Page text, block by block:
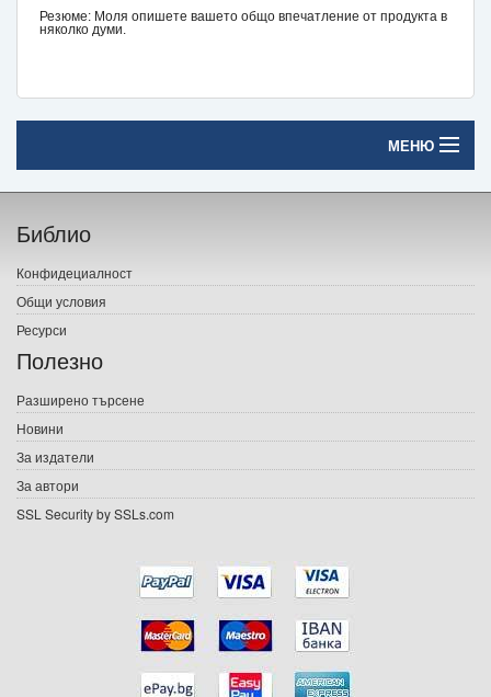
Резюме: Моля опишете вашето общо впечатление от продукта в
няколко думи.
МЕНЮ
Начало
Печатни книги
Електронни книги
Е-списания
Подаръци
Ваучери
Библио
Конфидециалност
Общи условия
Ресурси
Полезно
Разширено търсене
Новини
За издатели
За автори
SSL Security by SSLs.com